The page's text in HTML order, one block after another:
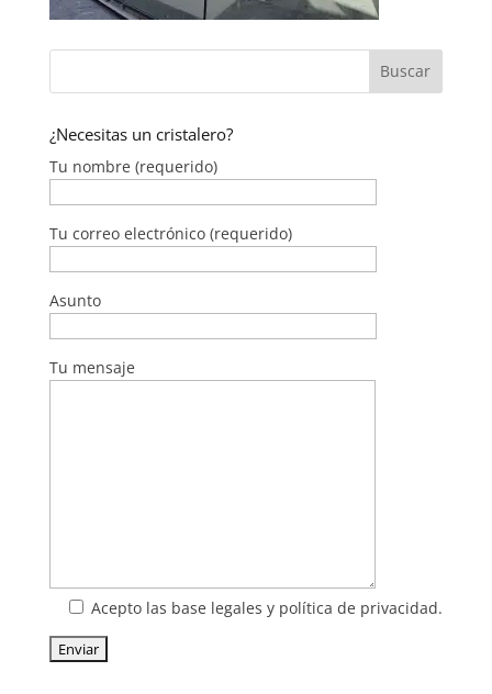
¿Necesitas un cristalero?
Tu nombre (requerido)
Tu correo electrónico (requerido)
Asunto
Tu mensaje
Acepto las base legales y política de privacidad.